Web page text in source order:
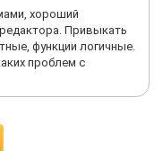
хороший
Привыкать
функции логичные.
проблем с